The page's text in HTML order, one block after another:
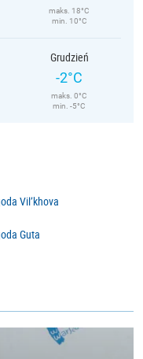
maks. 18°C
min. 10°C
Grudzień
-2°C
maks. 0°C
min. -5°C
Vil’khova
Guta